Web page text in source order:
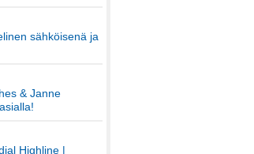
sähköisenä ja
& Janne
Highline |